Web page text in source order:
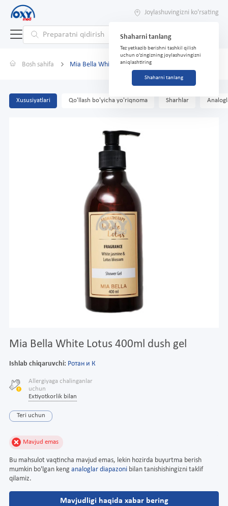
Joylashuvingizni ko'rsating
Shaharni tanlang
Tez yetkazib berishni tashkil qilish
uchun o'zingizning joylashuvingizni
aniqlashtiring
Shaharni tanlang
Bosh sahifa Mia Bella White Lotus 400ml dush gel
Xususiyatlari Qo'llash bo'yicha yo'riqnoma Sharhlar
Mia Bella White Lotus 400ml dush gel
Ishlab chiqaruvchi: Ротан и К
Allergiyaga chalinganlar
uchun
Extiyotkorlik bilan
Teri uchun
Mavjud emas
Bu mahsulot vaqtincha mavjud emas, lekin hozirda buyurtma berish
mumkin bo'lgan keng analoglar diapazoni bilan tanishishingizni taklif
qilamiz.
Mavjudligi haqida xabar bering